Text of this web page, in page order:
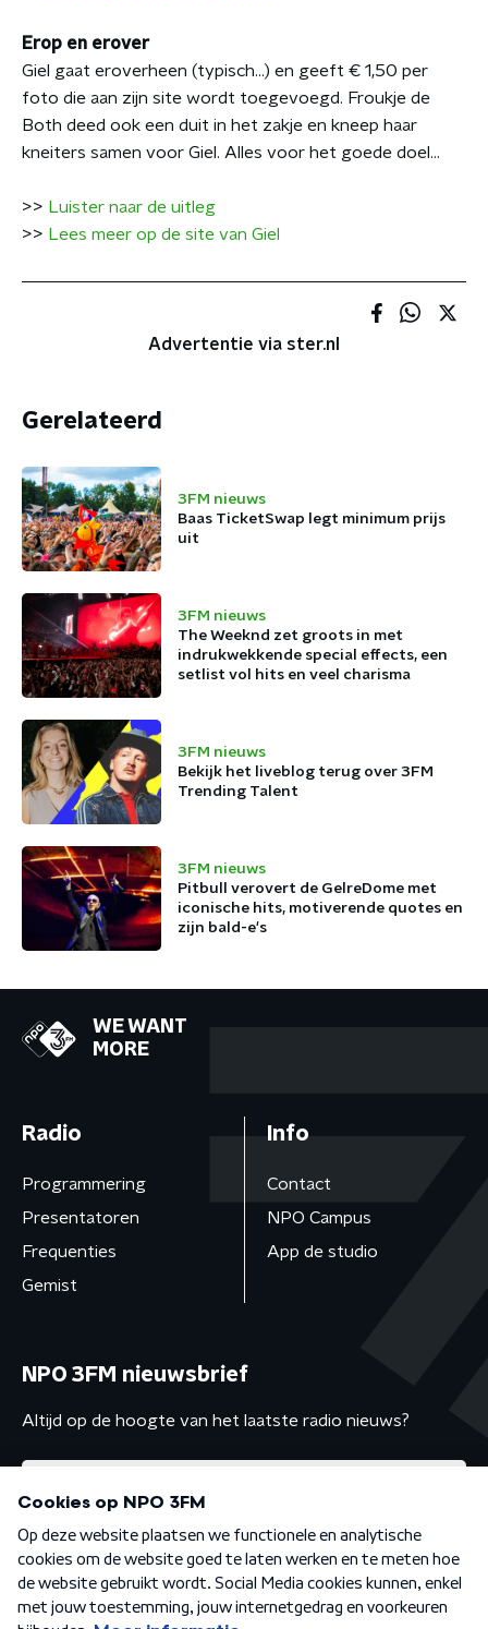
Erop en erover
Giel gaat eroverheen (typisch...) en geeft € 1,50 per
foto die aan zijn site wordt toegevoegd. Froukje de
Both deed ook een duit in het zakje en kneep haar
kneiters samen voor Giel. Alles voor het goede doel...
>> Luister naar de uitleg
>> Lees meer op de site van Giel
Advertentie via ster.nl
Gerelateerd
3FM nieuws
Baas TicketSwap legt minimum prijs
uit
3FM nieuws
The Weeknd zet groots in met
indrukwekkende special effects, een
setlist vol hits en veel charisma
3FM nieuws
Bekijk het liveblog terug over 3FM
Trending Talent
3FM nieuws
Pitbull verovert de GelreDome met
iconische hits, motiverende quotes en
zijn bald-e's
WE WANT
MORE
Radio
Programmering
Presentatoren
Frequenties
Gemist
Info
Contact
NPO Campus
App de studio
NPO 3FM nieuwsbrief
Altijd op de hoogte van het laatste radio nieuws?
Algemene voorwaarden Privacybeleid